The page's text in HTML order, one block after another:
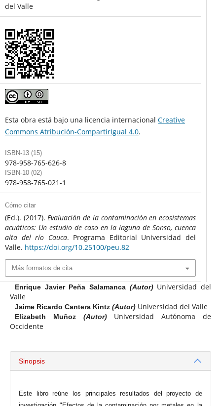
del Valle
Esta obra está bajo una licencia internacional Creative
Commons Atribución-CompartirIgual 4.0.
ISBN-13 (15)
978-958-765-626-8
ISBN-10 (02)
978-958-765-021-1
Cómo citar
(Ed.). (2017).Evaluación de la contaminación en ecosistemas
acuáticos: Un estudio de caso en la laguna de Sonso, cuenca
alta del río Cauca. Programa Editorial Universidad del
Valle. https://doi.org/10.25100/peu.82
Más formatos de cita
Enrique Javier Peña Salamanca (Autor) Universidad del
Valle
Jaime Ricardo Cantera Kintz (Autor) Universidad del Valle
Elizabeth Muñoz (Autor)
Universidad Autónoma de
Occidente
Sinopsis
Este libro reúne los principales resultados del proyecto de